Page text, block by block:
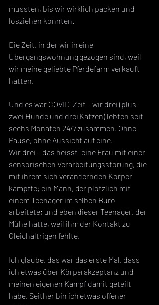
mussten, bis wir wirklich packen und
losziehen konnten.
Die Zeit, in der wir in eine
Übergangswohnung gezogen sind, weil
wir meine geliebte Pferdefarm verkauft
hatten.
Und es war COVID-Zeit – wir drei (plus
zwei Hunde und drei Katzen) lebten seit
sechs Monaten 24/7 zusammen. Ohne
Pause, ohne Aussicht auf eine.
Wir drei – das heisst: eine Frau mit einer
sensorischen Verarbeitungsstörung, die
mit ihrem sich verändernden Körper
kämpfte; ein Mann, der plötzlich mit
einem Teenager im selben Büro
arbeitete; und eben dieser Teenager, der
Mühe hatte, weil ihm der Kontakt zu
Gleichaltrigen fehlte.
Ich glaube, das war das erste Mal, dass
ich etwas über Körperakzeptanz und
meinen eigenen Kampf damit geteilt
habe. Seither bin ich etwas offener